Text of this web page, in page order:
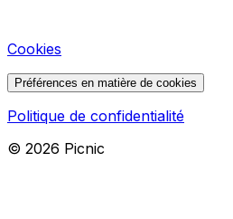
Cookies
Préférences en matière de cookies
Politique de confidentialité
© 2026 Picnic